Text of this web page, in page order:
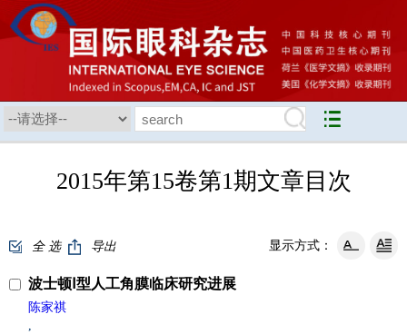
2015年第15卷第1期文章目次
全 选 导出 显示方式：
波士顿Ⅰ型人工角膜临床研究进展
陈家祺
,